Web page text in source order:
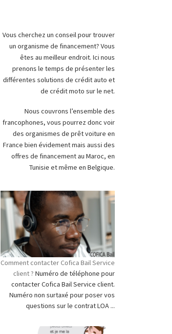
Vous cherchez un conseil pour trouver
un organisme de financement? Vous
êtes au meilleur endroit. Ici nous
prenons le temps de présenter les
différentes solutions de crédit auto et
de crédit moto sur le net.
Nous couvrons l’ensemble des
francophones, vous pourrez donc voir
des organismes de prêt voiture en
France bien évidement mais aussi des
offres de financement au Maroc, en
Tunisie et même en Belgique.
Comment contacter Cofica Bail Service
client ? Numéro de téléphone pour
contacter Cofica Bail Service client.
Numéro non surtaxé pour poser vos
questions sur le contrat LOA ...